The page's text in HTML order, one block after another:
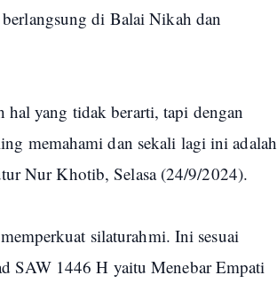
di Balai Nikah dan
yang tidak berarti, tapi dengan
memahami dan sekali lagi ini adalah
Nur Khotib, Selasa (24/9/2024).
silaturahmi. Ini sesuai
SAW 1446 H yaitu Menebar Empati